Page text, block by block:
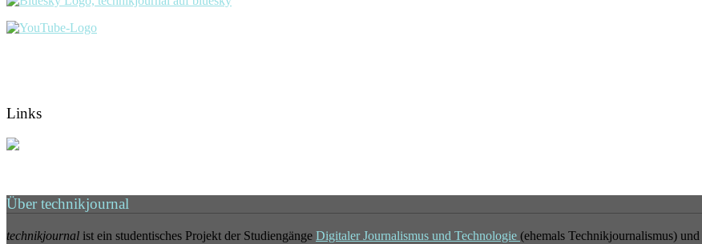
Links
Über technikjournal
technikjournal ist ein studentisches Projekt der Studiengänge Digitaler Journalismus und Technologie (ehemals Technikjournalismus) und